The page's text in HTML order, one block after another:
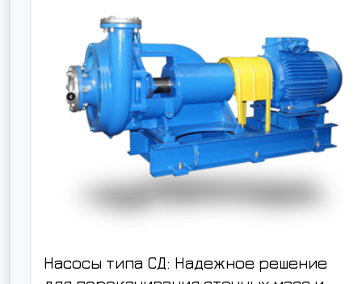
Насосы типа СД: Надежное решение